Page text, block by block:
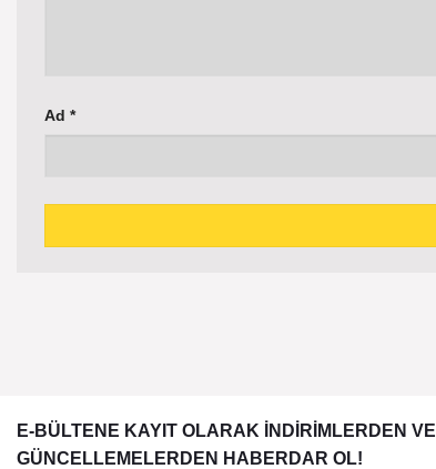
Ad *
E-BÜLTENE KAYIT OLARAK İNDİRİMLERDEN VE
GÜNCELLEMELERDEN HABERDAR OL!